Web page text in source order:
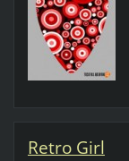
Retro Girl